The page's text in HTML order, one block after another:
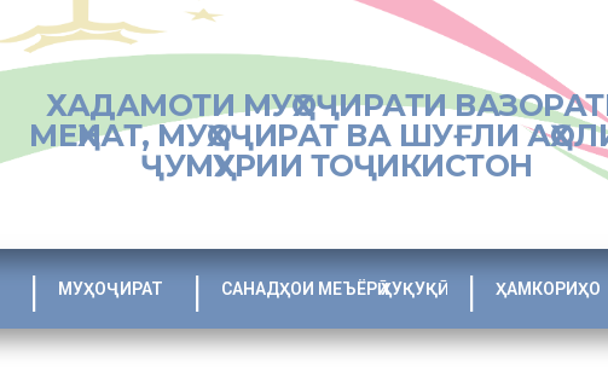
ХАДАМОТИ МУҲОҶИРАТИ
МЕҲНАТ, МУҲОҶИРАТ ВА ШУҒЛИ
ҶУМҲУРИИ ТОҶИКИСТОН
МУҲОҶИРАТ САНАДҲОИ МЕЪЁРӢ ҲУҚУҚӢ ҲАМКОРИҲО